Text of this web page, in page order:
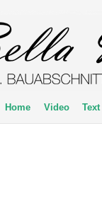
Home Video Text